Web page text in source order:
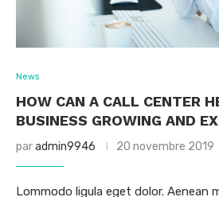
News
HOW CAN A CALL CENTER
BUSINESS GROWING AND
paradmin9946 20 novembre 2019
Lommodo ligula eget dolor. Aenean